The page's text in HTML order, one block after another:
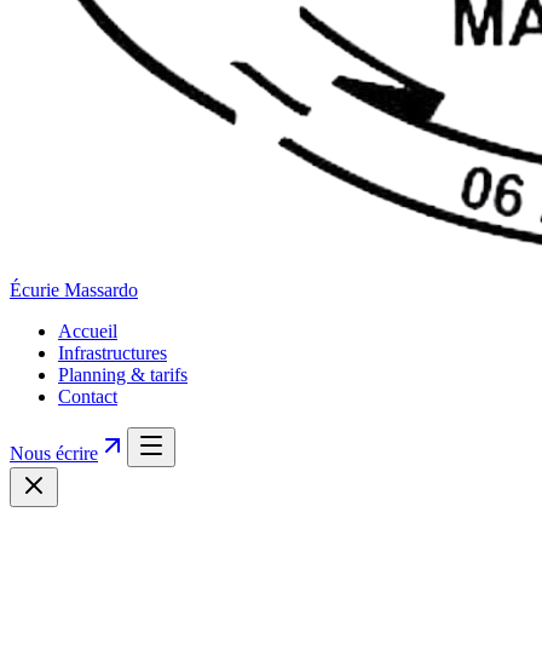
Écurie Massardo
Accueil
Infrastructures
Planning & tarifs
Contact
Nous écrire